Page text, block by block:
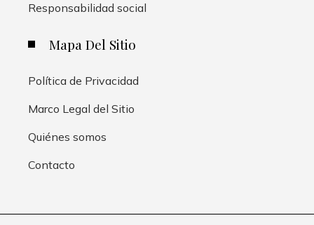
Responsabilidad social
Mapa Del Sitio
Política de Privacidad
Marco Legal del Sitio
Quiénes somos
Contacto